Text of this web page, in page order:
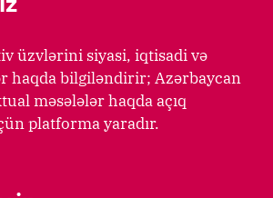
üzvlərini siyasi, iqtisadi və
haqda bilgiləndirir; Azərbaycan
məsələlər haqda açıq
platforma yaradır.